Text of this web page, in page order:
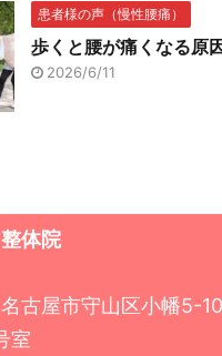
患者様の声（慢性腰痛）
歩くと腰が痛くなる原因
2026/6/11
体院
古屋市守山区小幡5-
室